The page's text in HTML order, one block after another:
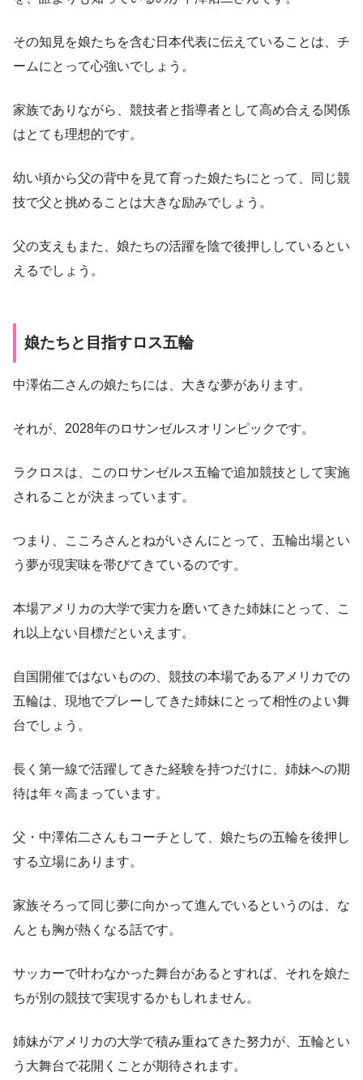
その知見を娘たちを含む日本代表に伝えていることは、チ
ームにとって心強いでしょう。
家族でありながら、競技者と指導者として高め合える関係
はとても理想的です。
幼い頃から父の背中を見て育った娘たちにとって、同じ競
技で父と挑めることは大きな励みでしょう。
父の支えもまた、娘たちの活躍を陰で後押ししているとい
えるでしょう。
娘たちと目指すロス五輪
中澤佑二さんの娘たちには、大きな夢があります。
それが、2028年のロサンゼルスオリンピックです。
ラクロスは、このロサンゼルス五輪で追加競技として実施
されることが決まっています。
つまり、こころさんとねがいさんにとって、五輪出場とい
う夢が現実味を帯びてきているのです。
本場アメリカの大学で実力を磨いてきた姉妹にとって、こ
れ以上ない目標だといえます。
自国開催ではないものの、競技の本場であるアメリカでの
五輪は、現地でプレーしてきた姉妹にとって相性のよい舞
台でしょう。
長く第一線で活躍してきた経験を持つだけに、姉妹への期
待は年々高まっています。
父・中澤佑二さんもコーチとして、娘たちの五輪を後押し
する立場にあります。
家族そろって同じ夢に向かって進んでいるというのは、な
んとも胸が熱くなる話です。
サッカーで叶わなかった舞台があるとすれば、それを娘た
ちが別の競技で実現するかもしれません。
姉妹がアメリカの大学で積み重ねてきた努力が、五輪とい
う大舞台で花開くことが期待されます。